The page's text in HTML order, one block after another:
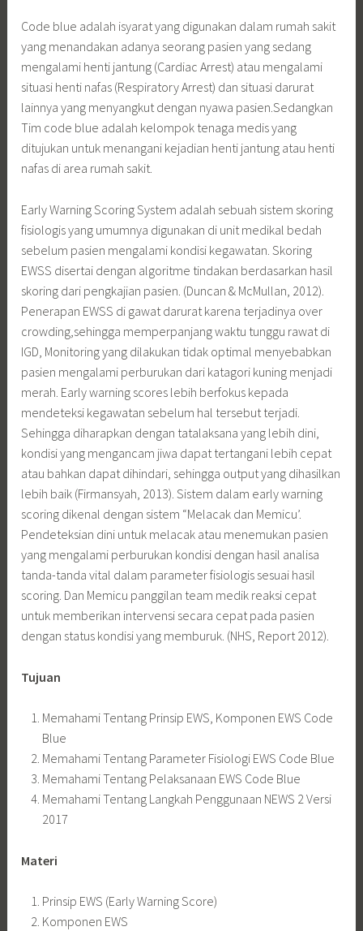
Code blue adalah isyarat yang digunakan dalam rumah sakit
yang menandakan adanya seorang pasien yang sedang
mengalami henti jantung (Cardiac Arrest) atau mengalami
situasi henti nafas (Respiratory Arrest) dan situasi darurat
lainnya yang menyangkut dengan nyawa pasien.Sedangkan
Tim code blue adalah kelompok tenaga medis yang
ditujukan untuk menangani kejadian henti jantung atau henti
nafas di area rumah sakit.
Early Warning Scoring System adalah sebuah sistem skoring
fisiologis yang umumnya digunakan di unit medikal bedah
sebelum pasien mengalami kondisi kegawatan. Skoring
EWSS disertai dengan algoritme tindakan berdasarkan hasil
skoring dari pengkajian pasien. (Duncan & McMullan, 2012).
Penerapan EWSS di gawat darurat karena terjadinya over
crowding,sehingga memperpanjang waktu tunggu rawat di
IGD, Monitoring yang dilakukan tidak optimal menyebabkan
pasien mengalami perburukan dari katagori kuning menjadi
merah. Early warning scores lebih berfokus kepada
mendeteksi kegawatan sebelum hal tersebut terjadi.
Sehingga diharapkan dengan tatalaksana yang lebih dini,
kondisi yang mengancam jiwa dapat tertangani lebih cepat
atau bahkan dapat dihindari, sehingga output yang dihasilkan
lebih baik (Firmansyah, 2013). Sistem dalam early warning
scoring dikenal dengan sistem “Melacak dan Memicu’.
Pendeteksian dini untuk melacak atau menemukan pasien
yang mengalami perburukan kondisi dengan hasil analisa
tanda-tanda vital dalam parameter fisiologis sesuai hasil
scoring. Dan Memicu panggilan team medik reaksi cepat
untuk memberikan intervensi secara cepat pada pasien
dengan status kondisi yang memburuk. (NHS, Report 2012).
Tujuan
Memahami Tentang Prinsip EWS, Komponen EWS Code
Blue
Memahami Tentang Parameter Fisiologi EWS Code Blue
Memahami Tentang Pelaksanaan EWS Code Blue
Memahami Tentang Langkah Penggunaan NEWS 2 Versi
2017
Materi
Prinsip EWS (Early Warning Score)
Komponen EWS